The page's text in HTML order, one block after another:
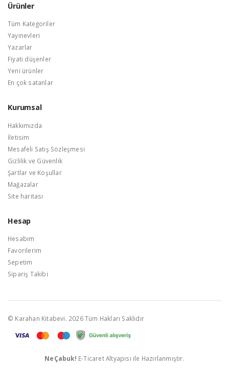
Ürünler
Tüm Kategoriler
Yayınevleri
Yazarlar
Fiyatı düşenler
Yeni ürünler
En çok satanlar
Kurumsal
Hakkımızda
İletisim
Mesafeli Satış Sözleşmesi
Gizlilik ve Güvenlik
Şartlar ve Koşullar
Mağazalar
Site haritası
Hesap
Hesabım
Favorilerim
Sepetim
Sipariş Takibi
© Karahan Kitabevi. 2026 Tüm Hakları Saklıdır
NeÇabuk! E-Ticaret Altyapısı ile Hazırlanmıştır.